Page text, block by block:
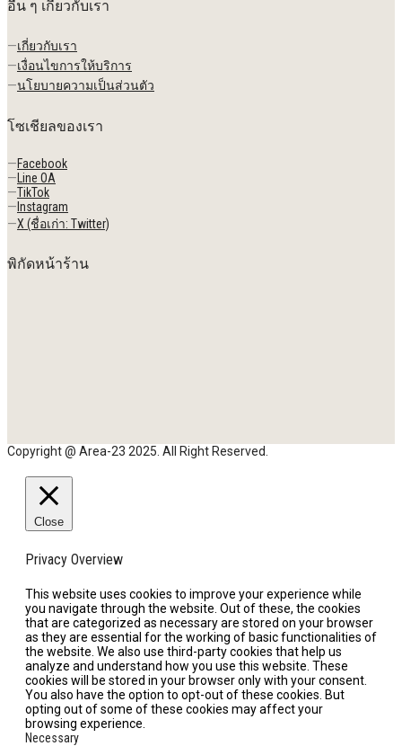
อื่น ๆ เกี่ยวกับเรา
—เกี่ยวกับเรา
—เงื่อนไขการให้บริการ
—นโยบายความเป็นส่วนตัว
โซเชียลของเรา
—Facebook
— Line OA
—TikTok
— Instagram
—X (ชื่อเก่า: Twitter)
พิกัดหน้าร้าน
Copyright @ Area-23 2025. All Right Reserved.
Close
Privacy Overview
This website uses cookies to improve your experience while
you navigate through the website. Out of these, the cookies
that are categorized as necessary are stored on your browser
as they are essential for the working of basic functionalities of
the website. We also use third-party cookies that help us
analyze and understand how you use this website. These
cookies will be stored in your browser only with your consent.
You also have the option to opt-out of these cookies. But
opting out of some of these cookies may affect your
browsing experience.
Necessary